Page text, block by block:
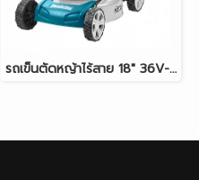
รถเข็นตัดหญ้าไร้สาย 18" 36V-BL (18Vx2) MAKITA DLM460Z ตัวเครื่องเปล่า